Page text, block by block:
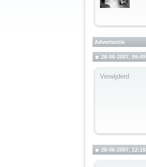
Advertentie
28-06-2007, 09:49
Verwijderd
28-06-2007, 12:18